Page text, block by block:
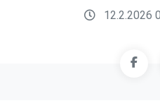
12.2.2026